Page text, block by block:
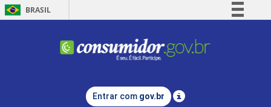
BRASIL
Comunica BR
Legislação
Entrar com gov.br